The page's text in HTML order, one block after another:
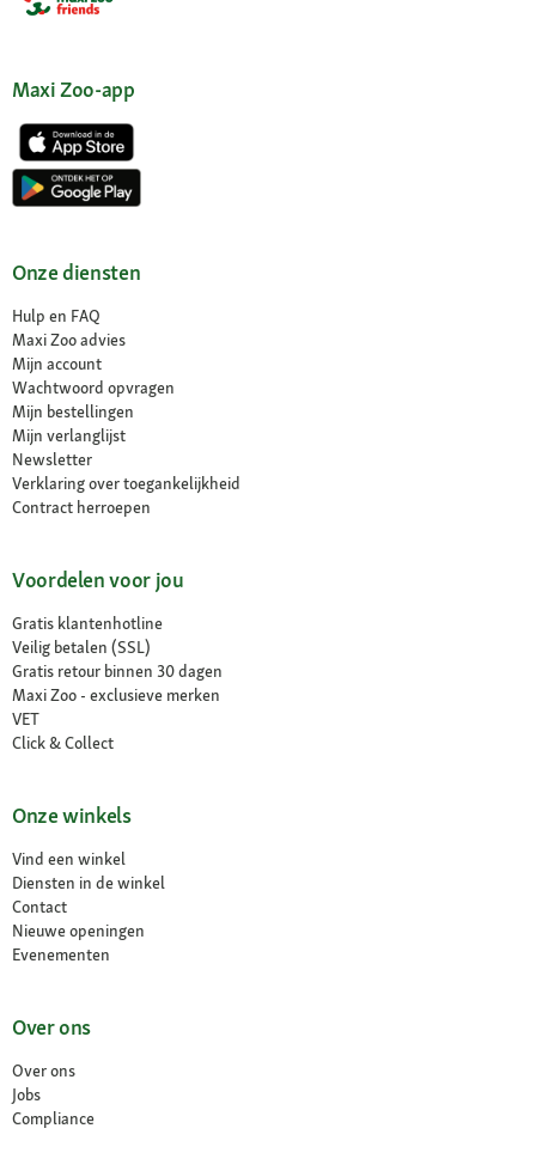
Maxi Zoo-app
Onze diensten
Hulp en FAQ
Maxi Zoo advies
Mijn account
Wachtwoord opvragen
Mijn bestellingen
Mijn verlanglijst
Newsletter
Verklaring over toegankelijkheid
Contract herroepen
Voordelen voor jou
Gratis klantenhotline
Veilig betalen (SSL)
Gratis retour binnen 30 dagen
Maxi Zoo - exclusieve merken
VET
Click & Collect
Onze winkels
Vind een winkel
Diensten in de winkel
Contact
Nieuwe openingen
Evenementen
Over ons
Over ons
Jobs
Compliance